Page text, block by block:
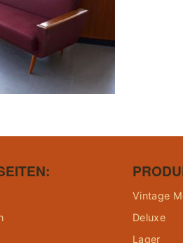
Vintage
Deluxe
Lager